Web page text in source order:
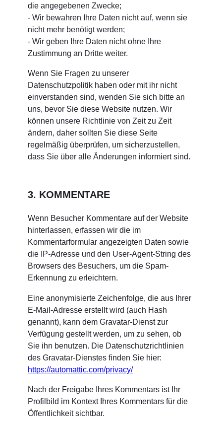
die angegebenen Zwecke;
- Wir bewahren Ihre Daten nicht auf, wenn sie
nicht mehr benötigt werden;
- Wir geben Ihre Daten nicht ohne Ihre
Zustimmung an Dritte weiter.
Wenn Sie Fragen zu unserer
Datenschutzpolitik haben oder mit ihr nicht
einverstanden sind, wenden Sie sich bitte an
uns, bevor Sie diese Website nutzen. Wir
können unsere Richtlinie von Zeit zu Zeit
ändern, daher sollten Sie diese Seite
regelmäßig überprüfen, um sicherzustellen,
dass Sie über alle Änderungen informiert sind.
3. KOMMENTARE
Wenn Besucher Kommentare auf der Website
hinterlassen, erfassen wir die im
Kommentarformular angezeigten Daten sowie
die IP-Adresse und den User-Agent-String des
Browsers des Besuchers, um die Spam-
Erkennung zu erleichtern.
Eine anonymisierte Zeichenfolge, die aus Ihrer
E-Mail-Adresse erstellt wird (auch Hash
genannt), kann dem Gravatar-Dienst zur
Verfügung gestellt werden, um zu sehen, ob
Sie ihn benutzen. Die Datenschutzrichtlinien
des Gravatar-Dienstes finden Sie hier:
https://automattic.com/privacy/
Nach der Freigabe Ihres Kommentars ist Ihr
Profilbild im Kontext Ihres Kommentars für die
Öffentlichkeit sichtbar.